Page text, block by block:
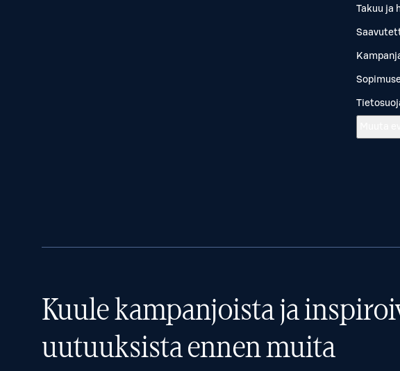
Takuu ja
Kuule kampanjoista ja
uutuuksista ennen muita